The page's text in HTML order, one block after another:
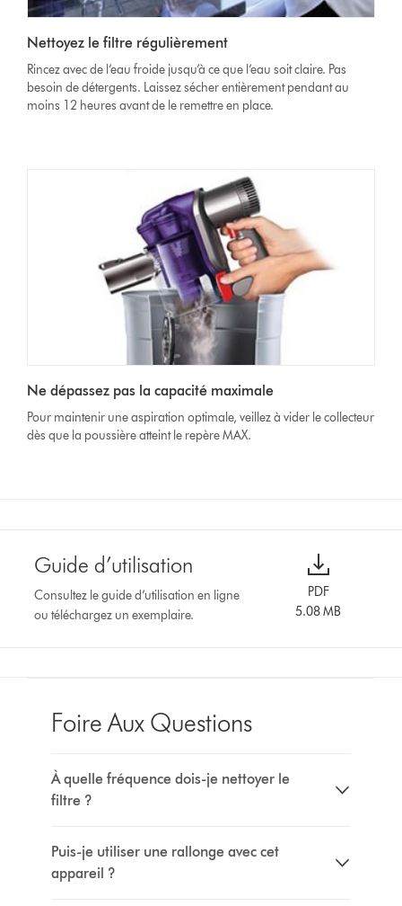
Nettoyez le filtre régulièrement
Rincez avec de l’eau froide jusqu’à ce que l’eau soit claire. Pas
besoin de détergents. Laissez sécher entièrement pendant au
moins 12 heures avant de le remettre en place.
Ne dépassez pas la capacité maximale
Pour maintenir une aspiration optimale, veillez à vider le collecteur
dès que la poussière atteint le repère MAX.
Guide d’utilisation
Consultez le guide d’utilisation en ligne
ou téléchargez un exemplaire.
PDF
5.08 MB
Foire Aux Questions
À quelle fréquence dois-je nettoyer le
filtre ?
Puis-je utiliser une rallonge avec cet
appareil ?